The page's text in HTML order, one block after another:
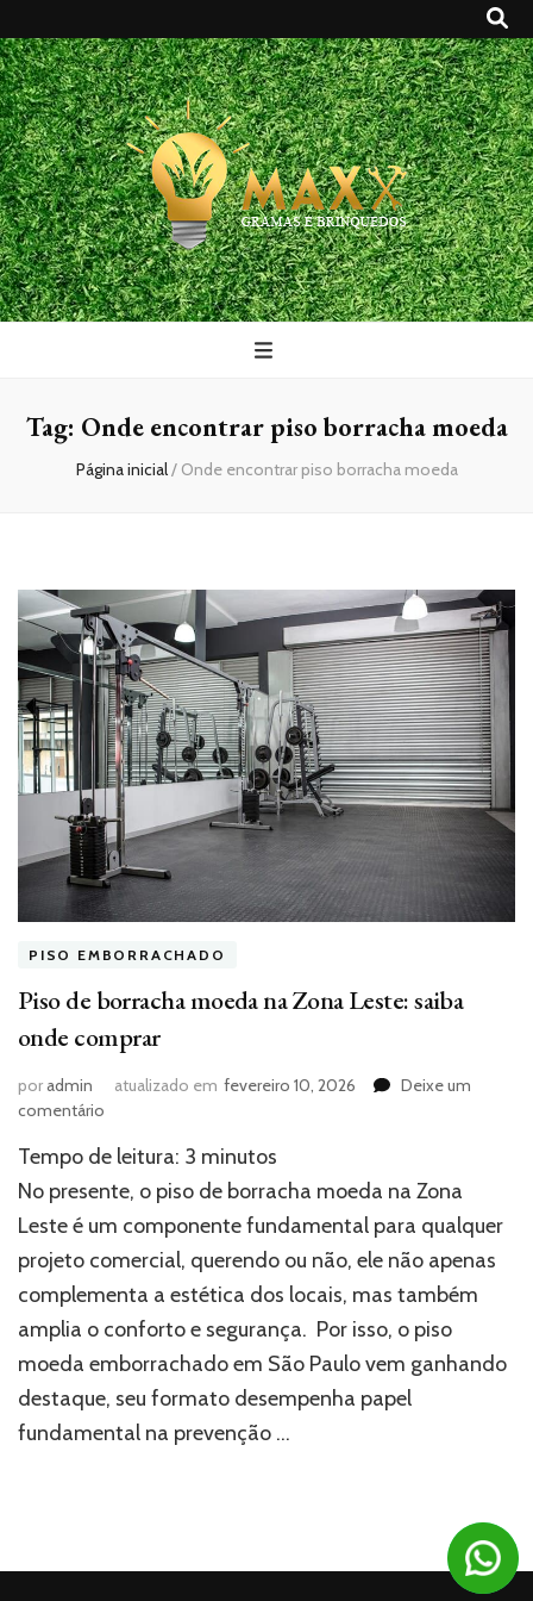
Maxx Gramas
Blog
Tag: Onde encontrar piso borracha moeda
Página inicial/ Onde encontrar piso borracha moeda
PISO EMBORRACHADO
Piso de borracha moeda na Zona Leste: saiba
onde comprar
poradmin atualizado em fevereiro 10, 2026
Deixe um
comentário
de
borracha
na
Zona
Leste:
saiba
onde
comprar
Tempo de leitura: 3 minutos
No presente, o piso de borracha moeda na Zona
Leste é um componente fundamental para qualquer
projeto comercial, querendo ou não, ele não apenas
complementa a estética dos locais, mas também
amplia o conforto e segurança. Por isso, o piso
moeda emborrachado em São Paulo vem ganhando
destaque, seu formato desempenha papel
fundamental na prevenção …